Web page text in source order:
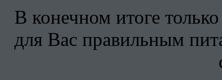
В конечном итоге
для Вас правильным